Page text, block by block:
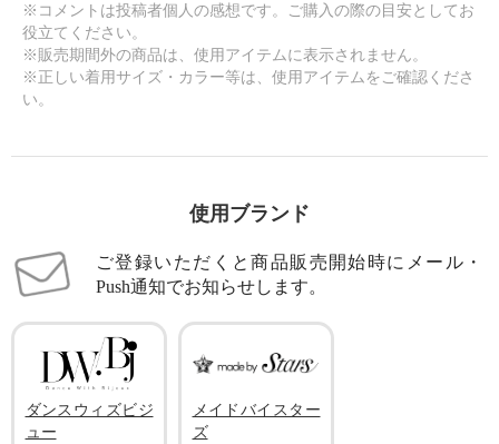
※コメントは投稿者個人の感想です。ご購入の際の目安としてお
役立てください。
※販売期間外の商品は、使用アイテムに表示されません。
※正しい着用サイズ・カラー等は、使用アイテムをご確認くださ
い。
使用ブランド
ご登録いただくと商品販売開始時にメール・
Push通知でお知らせします。
ダンスウィズビジ
ュー
メイドバイスター
ズ